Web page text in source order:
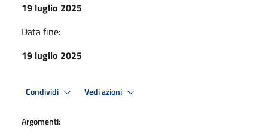
19 luglio 2025
Data fine:
19 luglio 2025
Condividi Vedi azioni
Argomenti: